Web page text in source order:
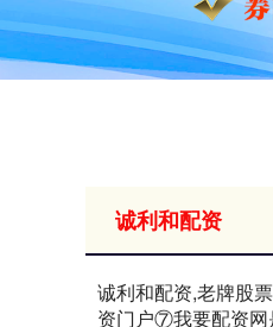
诚利和配资
诚利和配资,老牌股
资门户⑦我要配资网